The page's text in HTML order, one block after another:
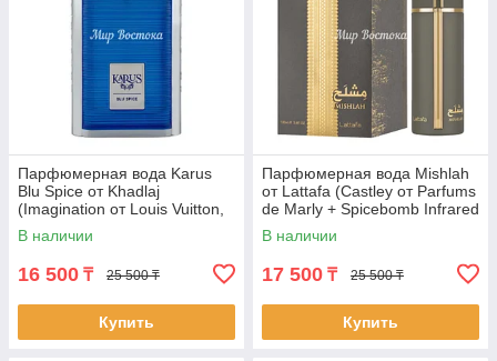
Парфюмерная вода Karus
Blu Spice от Khadlaj
(Imagination от Louis Vuitton,
100 мл)
В наличии
16 500 ₸ 25 500 ₸
Купить
Парфюмерная вода Mishlah
от Lattafa (Castley от Parfums
de Marly + Spicebomb Infrared
от Viktor&Rolf, 100 мл)
В наличии
17 500 ₸ 25 500 ₸
Купить